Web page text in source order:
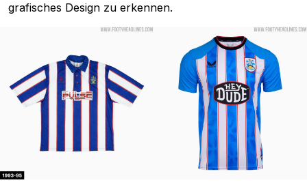
grafisches Design zu erkennen.